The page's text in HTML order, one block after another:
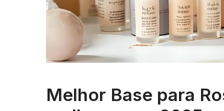
Melhor Base para